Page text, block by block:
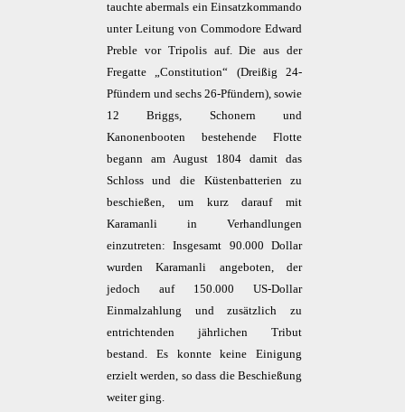
tauchte abermals ein Einsatzkommando
unter Leitung von Commodore Edward
Preble vor Tripolis auf. Die aus der
Fregatte „Constitution“ (Dreißig 24-
Pfündern und sechs 26-Pfündern), sowie
12 Briggs, Schonern und
Kanonenbooten bestehende Flotte
begann am August 1804 damit das
Schloss und die Küstenbatterien zu
beschießen, um kurz darauf mit
Karamanli in Verhandlungen
einzutreten: Insgesamt 90.000 Dollar
wurden Karamanli angeboten, der
jedoch auf 150.000 US-Dollar
Einmalzahlung und zusätzlich zu
entrichtenden jährlichen Tribut
bestand. Es konnte keine Einigung
erzielt werden, so dass die Beschießung
weiter ging.